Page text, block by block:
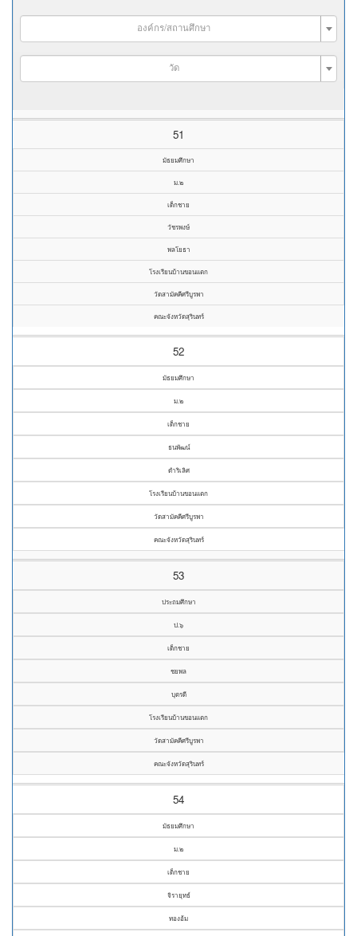
องค์กร/สถานศึกษา
วัด
51
มัธยมศึกษา
ม.๒
เด็กชาย
วัชรพงษ์
พลโยธา
โรงเรียนบ้านขอนแตก
วัดสามัคคีศรีบูรพา
คณะจังหวัดสุรินทร์
52
มัธยมศึกษา
ม.๒
เด็กชาย
ธนพัฒน์
ดำริเลิศ
โรงเรียนบ้านขอนแตก
วัดสามัคคีศรีบูรพา
คณะจังหวัดสุรินทร์
53
ประถมศึกษา
ป.๖
เด็กชาย
ชยพล
บุตรดี
โรงเรียนบ้านขอนแตก
วัดสามัคคีศรีบูรพา
คณะจังหวัดสุรินทร์
54
มัธยมศึกษา
ม.๒
เด็กชาย
จิรายุทธ์
ทองอ้ม